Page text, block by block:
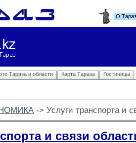
О
Тараза и области Карта Тараза Гостиницы
-> Услуги транспорта и
и связи